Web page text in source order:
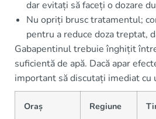
dar evitați să faceți o dozare
Nu opriți brusc tratamentul;
pentru a reduce doza treptat,
Gabapentinul trebuie înghițit
suficientă de apă. Dacă apar
important să discutați imediat cu
Oraș Regiune